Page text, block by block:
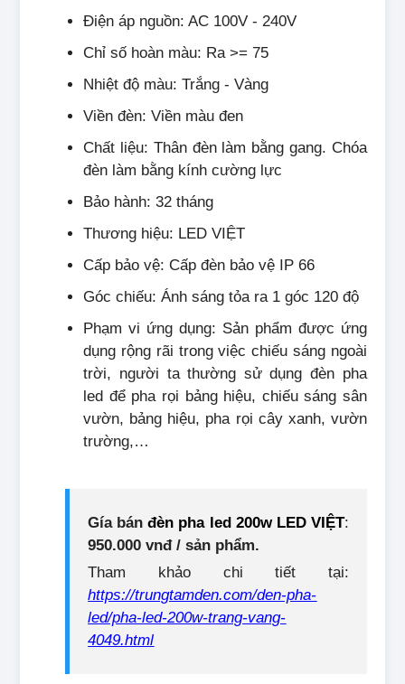
Điện áp nguồn: AC 100V - 240V
Chỉ số hoàn màu: Ra >= 75
Nhiệt độ màu: Trắng - Vàng
Viền đèn: Viền màu đen
Chất liệu: Thân đèn làm bằng gang. Chóa
đèn làm bằng kính cường lực
Bảo hành: 32 tháng
Thương hiệu: LED VIỆT
Cấp bảo vệ: Cấp đèn bảo vệ IP 66
Góc chiếu: Ánh sáng tỏa ra 1 góc 120 độ
Phạm vi ứng dụng: Sản phẩm được ứng
dụng rộng rãi trong việc chiếu sáng ngoài
trời, người ta thường sử dụng đèn pha
led để pha rọi bảng hiệu, chiếu sáng sân
vườn, bảng hiệu, pha rọi cây xanh, vườn
trường,…
Gía bánđèn pha led 200w LED VIỆT:
950.000 vnđ / sản phẩm.
Tham khảo chi tiết tại:
https://trungtamden.com/den-pha-
led/pha-led-200w-trang-vang-
4049.html